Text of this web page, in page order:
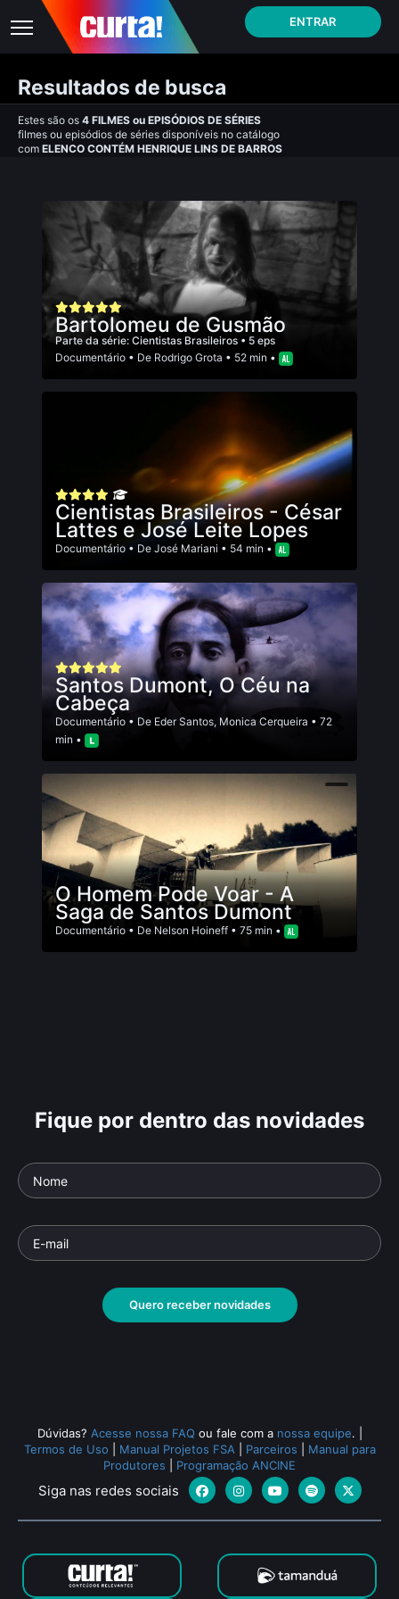
ENTRAR
Resultados de busca
Estes são os 4 FILMES ou EPISÓDIOS DE SÉRIES
filmes ou episódios de séries disponíveis no catálogo
com ELENCO CONTÉM HENRIQUE LINS DE BARROS
Bartolomeu de Gusmão
Parte da série: Cientistas Brasileiros • 5 eps
Documentário • De Rodrigo Grota • 52 min •
Cientistas Brasileiros - César
Lattes e José Leite Lopes
Documentário • De José Mariani • 54 min •
Santos Dumont, O Céu na
Cabeça
Documentário • De Eder Santos, Monica Cerqueira • 72
min •
O Homem Pode Voar - A
Saga de Santos Dumont
Documentário • De Nelson Hoineff • 75 min •
Fique por dentro das novidades
Quero receber novidades
Dúvidas? Acesse nossa FAQ ou fale com a nossa equipe.
Termos de Uso
Manual Projetos FSA Parceiros
Manual para
Produtores
Programação ANCINE
Siga nas redes sociais